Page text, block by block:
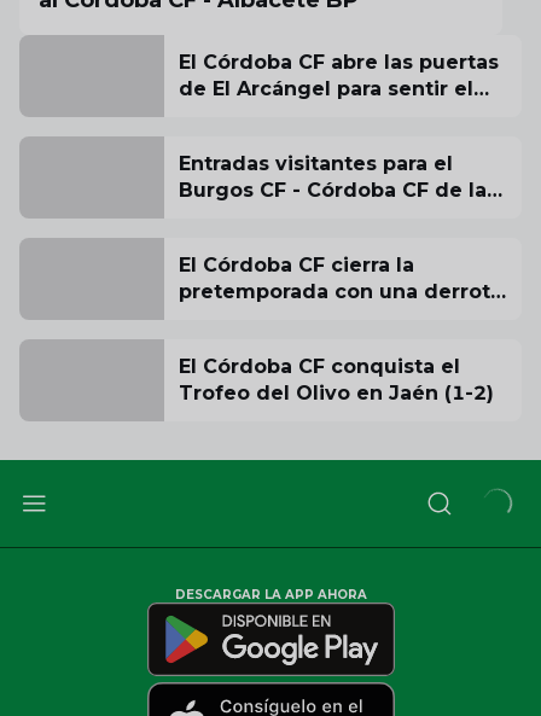
El Córdoba CF abre las puertas
de El Arcángel para sentir el
Entradas visitantes para el
Burgos CF - Córdoba CF de la
El Córdoba CF cierra la
pretemporada con una derrota
El Córdoba CF conquista el
Trofeo del Olivo en Jaén (1-2)
DESCARGAR LA APP AHORA